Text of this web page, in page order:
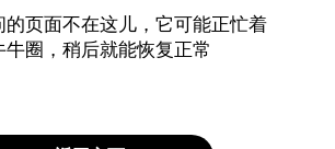
的页面不在这儿，它可能正忙着
牛圈，稍后就能恢复正常